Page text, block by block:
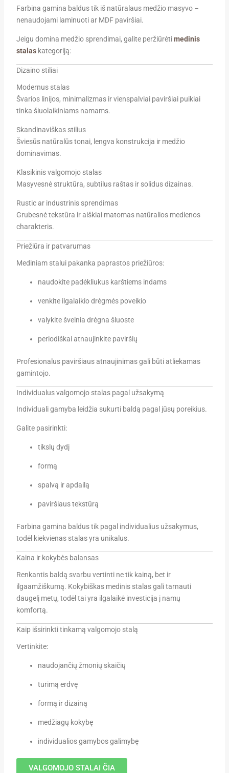
Farbina gamina baldus tik iš natūralaus medžio masyvo –
nenaudojami laminuoti ar MDF paviršiai.
Jeigu domina medžio sprendimai, galite peržiūrėtimedinis
stalaskategoriją:
Dizaino stiliai
Modernus stalas
Švarios linijos, minimalizmas ir vienspalviai paviršiai puikiai
tinka šiuolaikiniams namams.
Skandinaviškas stilius
Šviesūs natūralūs tonai, lengva konstrukcija ir medžio
dominavimas.
Klasikinis valgomojo stalas
Masyvesnė struktūra, subtilus raštas ir solidus dizainas.
Rustic ar industrinis sprendimas
Grubesnė tekstūra ir aiškiai matomas natūralios medienos
charakteris.
Priežiūra ir patvarumas
Mediniam stalui pakanka paprastos priežiūros:
naudokite padėkliukus karštiems indams
venkite ilgalaikio drėgmės poveikio
valykite švelnia drėgna šluoste
periodiškai atnaujinkite paviršių
Profesionalus paviršiaus atnaujinimas gali būti atliekamas
gamintojo.
Individualus valgomojo stalas pagal užsakymą
Individuali gamyba leidžia sukurti baldą pagal jūsų poreikius.
Galite pasirinkti:
tikslų dydį
formą
spalvą ir apdailą
paviršiaus tekstūrą
Farbina gamina baldus tik pagal individualius užsakymus,
todėl kiekvienas stalas yra unikalus.
Kaina ir kokybės balansas
Renkantis baldą svarbu vertinti ne tik kainą, bet ir
ilgaamžiškumą. Kokybiškas medinis stalas gali tarnauti
daugelį metų, todėl tai yra ilgalaikė investicija į namų
komfortą.
Kaip išsirinkti tinkamą valgomojo stalą
Vertinkite:
naudojančių žmonių skaičių
turimą erdvę
formą ir dizainą
medžiagų kokybę
individualios gamybos galimybę
VALGOMOJO STALAI ČIA